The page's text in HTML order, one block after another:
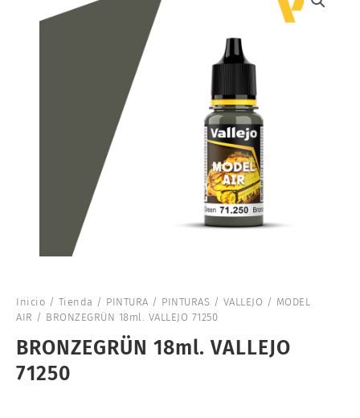
Inicio / Tienda / PINTURA / PINTURAS / VALLEJO / MODEL
AIR / BRONZEGRÜN 18ml. VALLEJO 71250
BRONZEGRÜN 18ml. VALLEJO
71250